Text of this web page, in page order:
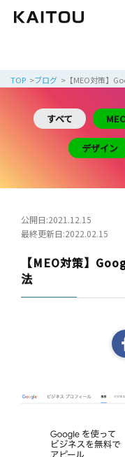
TOP ブログ 【MEO対策】
すべて
デザイン
公開日:2021.12.15
最終更新日:2022.02.15
【MEO対策】
法